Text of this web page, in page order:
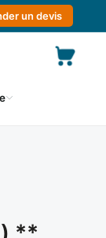
un devis
**